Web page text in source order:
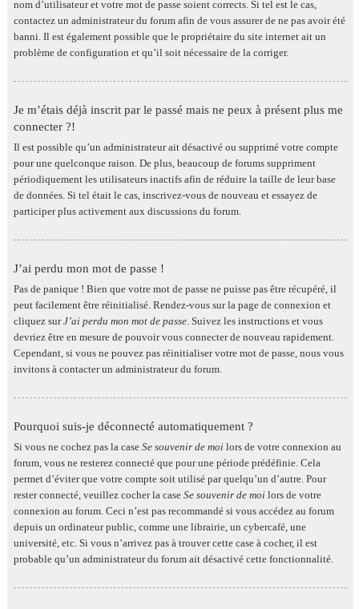
nom d’utilisateur et votre mot de passe soient corrects. Si tel est le cas,
contactez un administrateur du forum afin de vous assurer de ne pas avoir été
banni. Il est également possible que le propriétaire du site internet ait un
problème de configuration et qu’il soit nécessaire de la corriger.
Je m’étais déjà inscrit par le passé mais ne peux à présent plus me
connecter ?!
Il est possible qu’un administrateur ait désactivé ou supprimé votre compte
pour une quelconque raison. De plus, beaucoup de forums suppriment
périodiquement les utilisateurs inactifs afin de réduire la taille de leur base
de données. Si tel était le cas, inscrivez-vous de nouveau et essayez de
participer plus activement aux discussions du forum.
J’ai perdu mon mot de passe !
Pas de panique ! Bien que votre mot de passe ne puisse pas être récupéré, il
peut facilement être réinitialisé. Rendez-vous sur la page de connexion et
cliquez surJ’ai perdu mon mot de passe. Suivez les instructions et vous
devriez être en mesure de pouvoir vous connecter de nouveau rapidement.
Cependant, si vous ne pouvez pas réinitialiser votre mot de passe, nous vous
invitons à contacter un administrateur du forum.
Pourquoi suis-je déconnecté automatiquement ?
Si vous ne cochez pas la case Se souvenir de moi lors de votre connexion au
forum, vous ne resterez connecté que pour une période prédéfinie. Cela
permet d’éviter que votre compte soit utilisé par quelqu’un d’autre. Pour
rester connecté, veuillez cocher la case Se souvenir de moi lors de votre
connexion au forum. Ceci n’est pas recommandé si vous accédez au forum
depuis un ordinateur public, comme une librairie, un cybercafé, une
université, etc. Si vous n’arrivez pas à trouver cette case à cocher, il est
probable qu’un administrateur du forum ait désactivé cette fonctionnalité.